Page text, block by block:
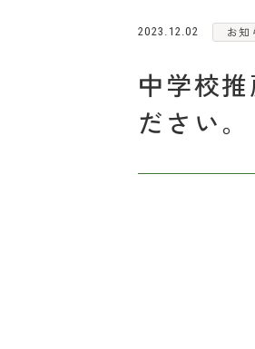
2023.12.02 お知
中学校
ださい。